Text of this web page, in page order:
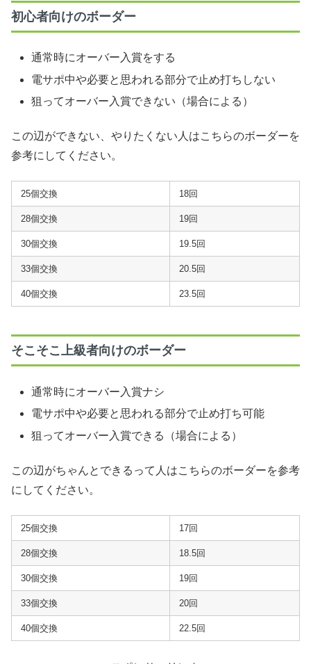
初心者向けのボーダー
通常時にオーバー入賞をする
電サポ中や必要と思われる部分で止め打ちしない
狙ってオーバー入賞できない（場合による）
この辺ができない、やりたくない人はこちらのボーダーを
参考にしてください。
25個交換 18回
28個交換 19回
30個交換 19.5回
33個交換 20.5回
40個交換 23.5回
そこそこ上級者向けのボーダー
通常時にオーバー入賞ナシ
電サポ中や必要と思われる部分で止め打ち可能
狙ってオーバー入賞できる（場合による）
この辺がちゃんとできるって人はこちらのボーダーを参考
にしてください。
25個交換 17回
28個交換 18.5回
30個交換 19回
33個交換 20回
40個交換 22.5回